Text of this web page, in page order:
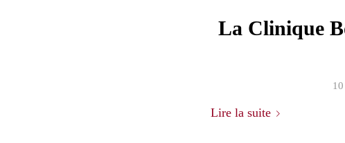
La Clinique
Lire la suite